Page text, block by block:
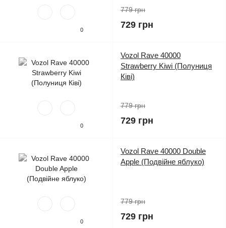
0
779 грн
729 грн
0
Vozol Rave 40000
Strawberry Kiwi (Полуниця
Ківі)
779 грн
729 грн
0
Vozol Rave 40000 Double
Apple (Подвійне яблуко)
779 грн
729 грн